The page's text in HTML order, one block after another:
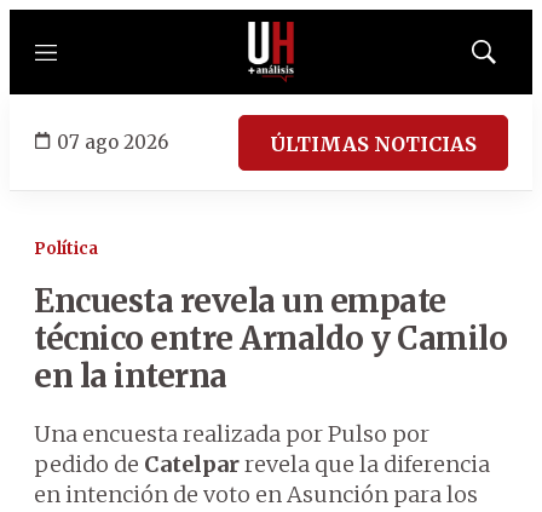
Menú
Mostrar
07 ago 2026 ÚLTIMAS NOTICIAS
Política
Encuesta revela un empate
técnico entre Arnaldo y Camilo
en la interna
Una encuesta realizada por Pulso por
pedido de Catelparrevela que la diferencia
en intención de voto en Asunción para los